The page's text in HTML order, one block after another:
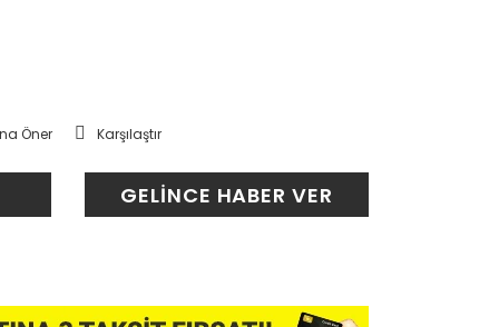
Öner Karşılaştır
GELİNCE HABER VER